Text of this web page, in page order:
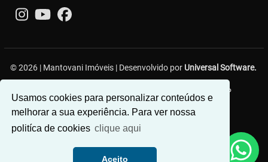
Usamos cookies para personalizar conteúdos e
melhorar a sua experiência. Para ver nossa
politíca de cookies clique aqui
Aceito
© 2026 | Mantovani Imóveis | Desenvolvido por Universal Software.
R. Lavínia Ribeiro, 59 - Vila Diva (Zona Leste) - São Paulo/SP
Como posso te ajudar?